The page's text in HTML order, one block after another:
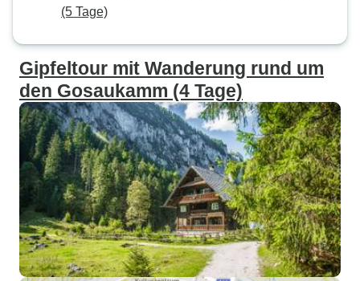
(5 Tage)
Gipfeltour mit Wanderung rund um
den Gosaukamm (4 Tage)